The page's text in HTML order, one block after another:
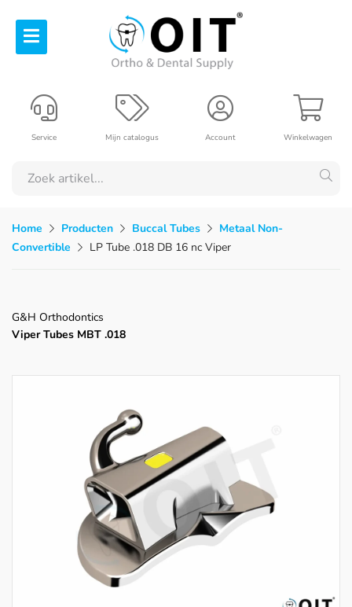
Winkelwagen
Account
Mijn catalogus
Service
Home Producten Buccal Tubes
Metaal Non-
Convertible
LP Tube .018 DB 16 nc Viper
G&H Orthodontics
Viper Tubes MBT .018